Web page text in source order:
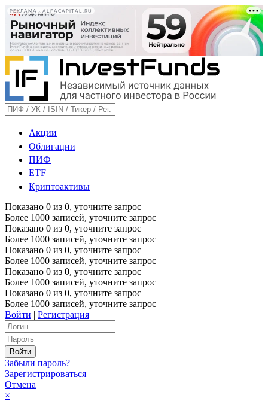
РЕКЛАМА • ALFACAPITAL.RU
Акции
Облигации
ПИФ
ETF
Криптоактивы
Показано 0 из 0, уточните запрос
Более 1000 записей, уточните запрос
Показано 0 из 0, уточните запрос
Более 1000 записей, уточните запрос
Показано 0 из 0, уточните запрос
Более 1000 записей, уточните запрос
Показано 0 из 0, уточните запрос
Более 1000 записей, уточните запрос
Показано 0 из 0, уточните запрос
Более 1000 записей, уточните запрос
Войти | Регистрация
Забыли пароль?
Зарегистрироваться
Отмена
×